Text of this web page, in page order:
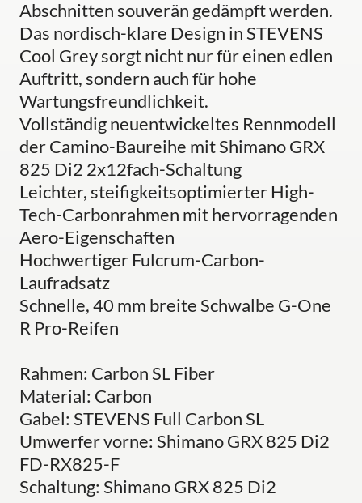
Abschnitten souverän gedämpft werden.
Das nordisch-klare Design in STEVENS
Cool Grey sorgt nicht nur für einen edlen
Auftritt, sondern auch für hohe
Wartungsfreundlichkeit.
Vollständig neuentwickeltes Rennmodell
der Camino-Baureihe mit Shimano GRX
825 Di2 2x12fach-Schaltung
Leichter, steifigkeitsoptimierter High-
Tech-Carbonrahmen mit hervorragenden
Aero-Eigenschaften
Hochwertiger Fulcrum-Carbon-
Laufradsatz
Schnelle, 40 mm breite Schwalbe G-One
R Pro-Reifen
Rahmen: Carbon SL Fiber
Material: Carbon
Gabel: STEVENS Full Carbon SL
Umwerfer vorne: Shimano GRX 825 Di2
FD-RX825-F
Schaltung: Shimano GRX 825 Di2